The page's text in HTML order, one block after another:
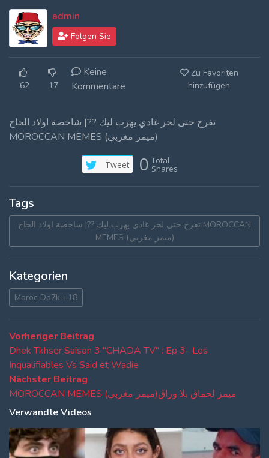
Log In
Log Out
admin
Folgen Sie
62 17
Keine
Kommentare
Zu Favoriten
hinzufügen
تفرج حتى لخر غادي يهرب ليك ??| شاخصة اولاد الحاج
MOROCCAN MEMES (ميمز مغربي)
Tweet 0 Total
Shares
Tags
تفرج حتى لخر غادي يهرب ليك ??| شاخصة اولاد الحاج MOROCCAN
MEMES (ميمز مغربي)
Kategorien
Maroc Da7k +18
Beitragsnavigation
Vorheriger Beitrag
Beitrag:
Dhek Tkhser Saison 3 "CHADA TV" : Ep 3- Les
Inqualifiables Vs Said et Wadie
Nächster Beitrag
Beitrag:
MOROCCAN MEMES (ميمز مغربي)ميمز لحماق بلا وراق
Verwandte Videos